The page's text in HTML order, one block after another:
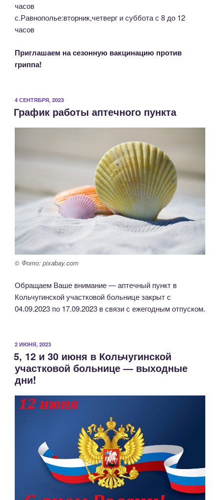
часов
с.Равнополье:вторник,четверг и суббота с 8 до 12
часов
Приглашаем на сезонную вакцинацию против
гриппа!
ОПУБЛИКОВАНО
4 СЕНТЯБРЯ, 2023
График работы аптечного пункта
© Фото: pixabay.com
Обращаем Ваше внимание — аптечный пункт в
Кольчугинской участковой больнице закрыт с
04.09.2023 по 17.09.2023 в связи с ежегодным отпуском.
ОПУБЛИКОВАНО
2 ИЮНЯ, 2023
5, 12 и 30 июня в Кольчугинской
участковой больнице — выходные
дни!